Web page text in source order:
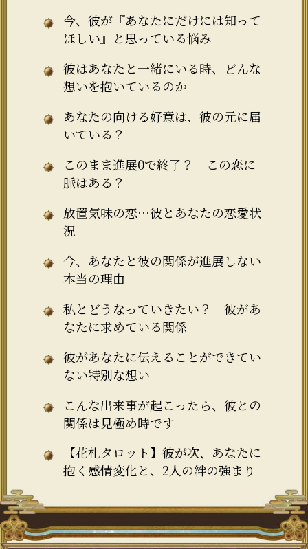
今、彼が『あなたにだけには知って
ほしい』と思っている悩み
彼はあなたと一緒にいる時、どんな
想いを抱いているのか
あなたの向ける好意は、彼の元に届
いている？
このまま進展0で終了？ この恋に
脈はある？
放置気味の恋…彼とあなたの恋愛状
況
今、あなたと彼の関係が進展しない
本当の理由
私とどうなっていきたい？ 彼があ
なたに求めている関係
彼があなたに伝えることができてい
ない特別な想い
こんな出来事が起こったら、彼との
関係は見極め時です
【花札タロット】彼が次、あなたに
抱く感情変化と、2人の絆の強まり